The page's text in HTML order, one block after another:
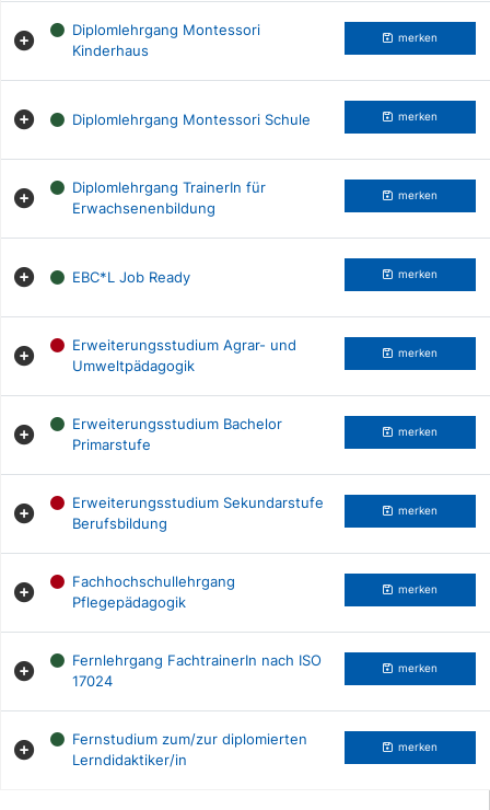
Diplomlehrgang Montessori
Kinderhaus
merken
Diplomlehrgang Montessori Schule merken
Diplomlehrgang TrainerIn für
Erwachsenenbildung
merken
EBC*L Job Ready merken
Erweiterungsstudium Agrar- und
Umweltpädagogik
merken
Erweiterungsstudium Bachelor
Primarstufe
merken
Erweiterungsstudium Sekundarstufe
Berufsbildung
merken
Fachhochschullehrgang
Pflegepädagogik
merken
Fernlehrgang FachtrainerIn nach ISO
17024
merken
Fernstudium zum/zur diplomierten
Lerndidaktiker/in
merken